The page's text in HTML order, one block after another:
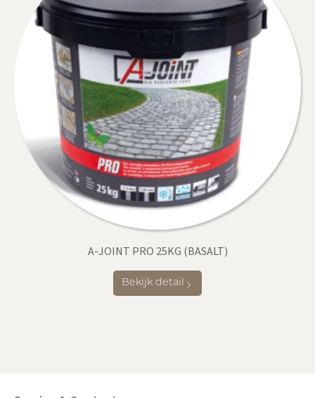
A-JOINT PRO 25KG (BASALT)
Bekijk detail